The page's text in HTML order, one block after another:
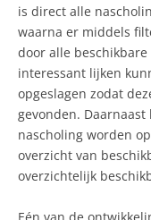
is direct alle
waarna er middels
door alle
interessant lijken
opgeslagen zodat
gevonden.
nascholing worden
overzicht van
overzichtelijk